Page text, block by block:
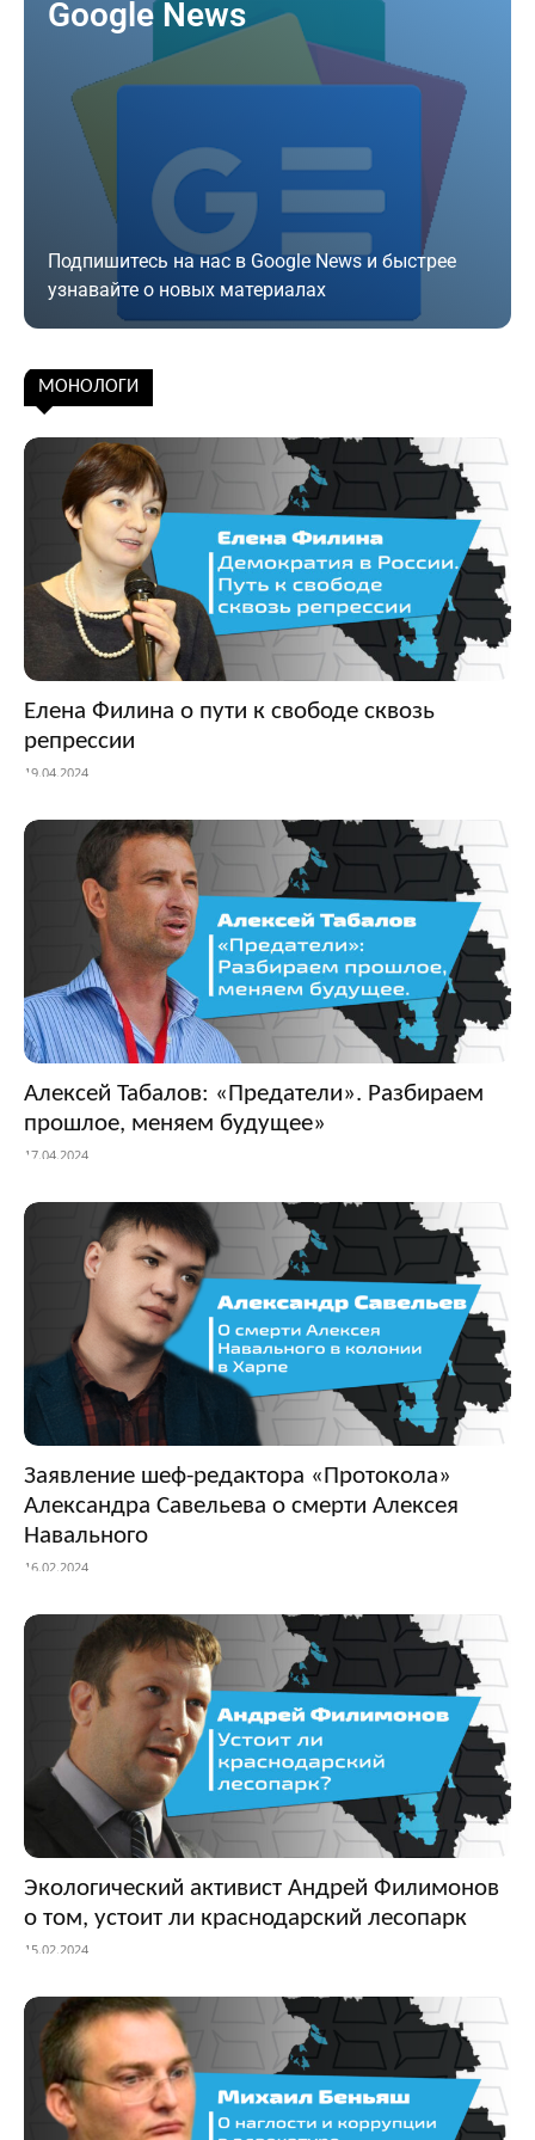
Google News
Подпишитесь на нас в Google News и быстрее
узнавайте о новых материалах
Подписаться
МОНОЛОГИ
Елена Филина о пути к свободе сквозь
репрессии
19.04.2024
Алексей Табалов: «Предатели». Разбираем
прошлое, меняем будущее»
17.04.2024
Заявление шеф-редактора «Протокола»
Александра Савельева о смерти Алексея
Навального
16.02.2024
Экологический активист Андрей Филимонов
о том, устоит ли краснодарский лесопарк
15.02.2024